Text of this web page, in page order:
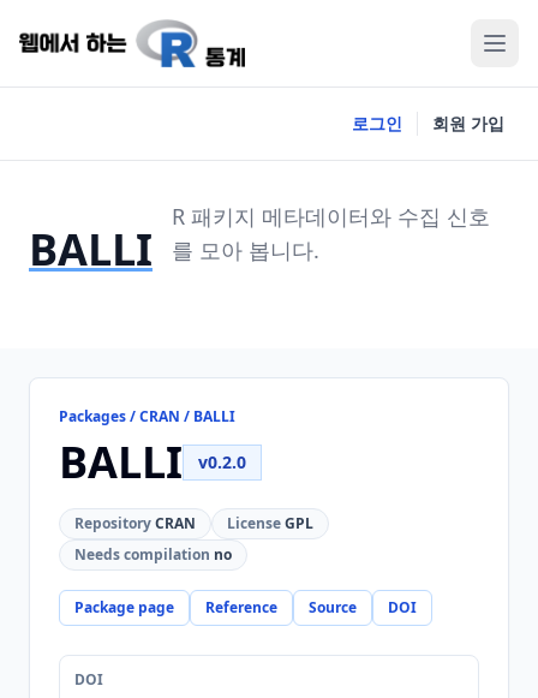
로그인 회원 가입
BALLI
R 패키지 메타데이터와 수집 신호
를 모아 봅니다.
Packages / CRAN / BALLI
BALLI v0.2.0
RepositoryCRAN LicenseGPL
Needs compilation no
Package page Reference Source DOI
DOI